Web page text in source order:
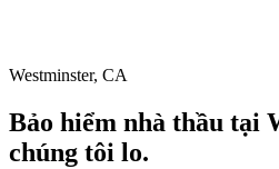
Westminster, CA
Bảo hiểm nhà thầu tại
chúng tôi lo.